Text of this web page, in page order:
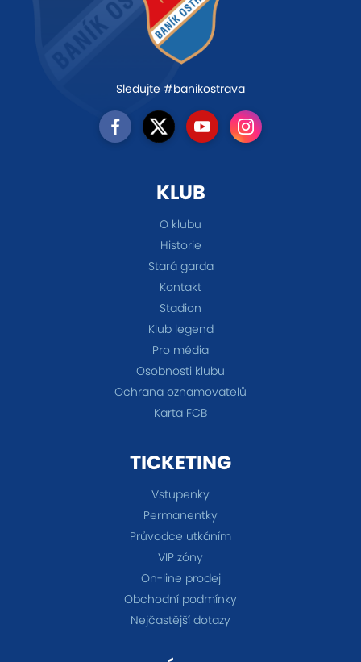
Sledujte #banikostrava
KLUB
O klubu
Historie
Stará garda
Kontakt
Stadion
Klub legend
Pro média
Osobnosti klubu
Ochrana oznamovatelů
Karta FCB
TICKETING
Vstupenky
Permanentky
Průvodce utkáním
VIP zóny
On-line prodej
Obchodní podmínky
Nejčastější dotazy